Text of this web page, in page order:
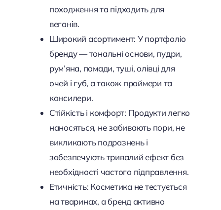
походження та підходить для
веганів.
Широкий асортимент: У портфоліо
бренду — тональні основи, пудри,
рум’яна, помади, туші, олівці для
очей і губ, а також праймери та
консилери.
Стійкість і комфорт: Продукти легко
наносяться, не забивають пори, не
викликають подразнень і
забезпечують тривалий ефект без
необхідності частого підправлення.
Етичність: Косметика не тестується
на тваринах, а бренд активно